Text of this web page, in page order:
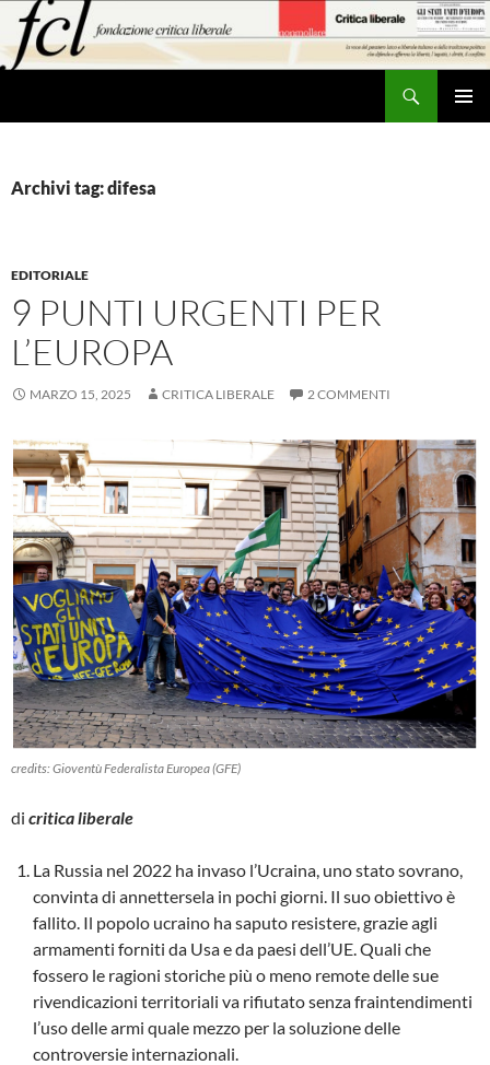
contenuto
Archivi tag: difesa
EDITORIALE
9 PUNTI URGENTI PER
L’EUROPA
MARZO 15, 2025 CRITICA LIBERALE 2 COMMENTI
credits: Gioventù Federalista Europea (GFE)
di critica liberale
La Russia nel 2022 ha invaso l’Ucraina, uno stato sovrano,
convinta di annettersela in pochi giorni. Il suo obiettivo è
fallito. Il popolo ucraino ha saputo resistere, grazie agli
armamenti forniti da Usa e da paesi dell’UE. Quali che
fossero le ragioni storiche più o meno remote delle sue
rivendicazioni territoriali va rifiutato senza fraintendimenti
l’uso delle armi quale mezzo per la soluzione delle
controversie internazionali.